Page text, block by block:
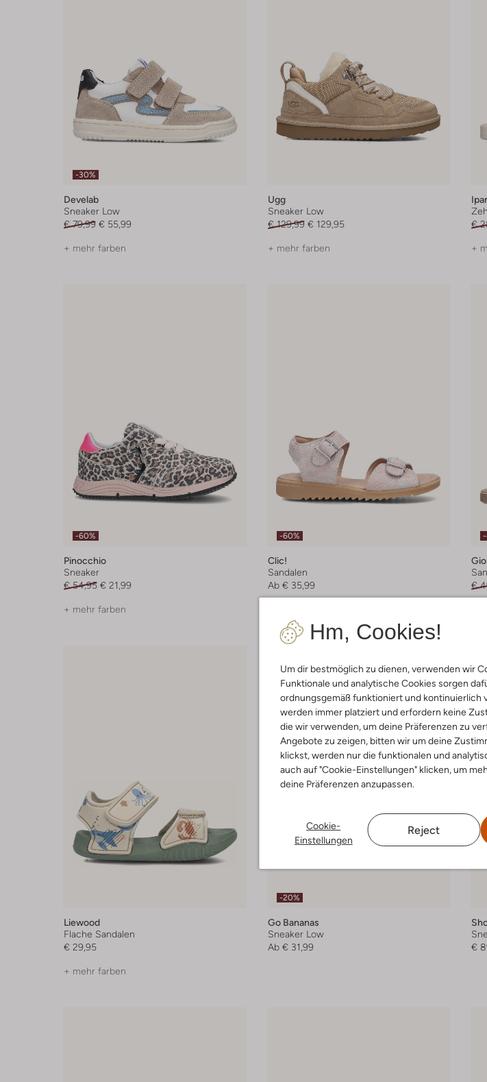
Hm, Cookies!
Um dir bestmöglich zu dienen, verwenden wir
Funktionale und analytische Cookies sorgen
ordnungsgemäß funktioniert und kontinuierlich
werden immer platziert und erfordern keine
die wir verwenden, um deine Präferenzen zu
Angebote zu zeigen, bitten wir um deine
klickst, werden nur die funktionalen und
auch auf "Cookie-Einstellungen" klicken, um
deine Präferenzen anzupassen.
Cookie-
Einstellungen
Reject
-30%
Develab
Sneaker Low
€ 79,99 € 55,99
+ mehr farben
Ugg
Sneaker Low
€ 129,99 € 129,95
+ mehr farben
€
+
-60%
Pinocchio
Sneaker
€ 54,95 € 21,99
+ mehr farben
-60%
Clic!
Sandalen
Ab € 35,99
€
Liewood
Flache Sandalen
€ 29,95
+ mehr farben
-20%
Go Bananas
Sneaker Low
Ab € 31,99
€